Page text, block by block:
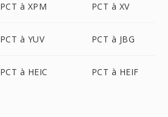
PCT à XPM PCT à XV
PCT à YUV PCT à JBG
PCT à HEIC PCT à HEIF